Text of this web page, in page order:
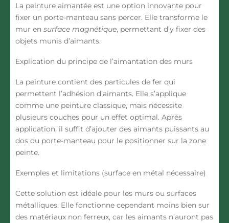
La peinture aimantée est une option innovante pour
fixer un porte-manteau sans percer. Elle transforme le
mur en surface magnétique, permettant d’y fixer des
objets munis d’aimants.
Explication du principe de l’aimantation des murs
La peinture contient des particules de fer qui
permettent l’adhésion d’aimants. Elle s’applique
comme une peinture classique, mais nécessite
plusieurs couches pour un effet optimal. Après
application, il suffit d’ajouter des aimants puissants au
dos du porte-manteau pour le positionner sur la zone
peinte.
Exemples et limitations (surface en métal nécessaire)
Cette solution est idéale pour les murs ou surfaces
métalliques. Elle fonctionne cependant moins bien sur
des matériaux non ferreux, car les aimants n’auront pas